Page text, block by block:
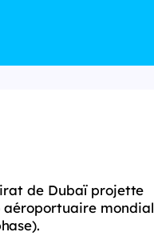
de Dubaï projette
aéroportuaire mondial